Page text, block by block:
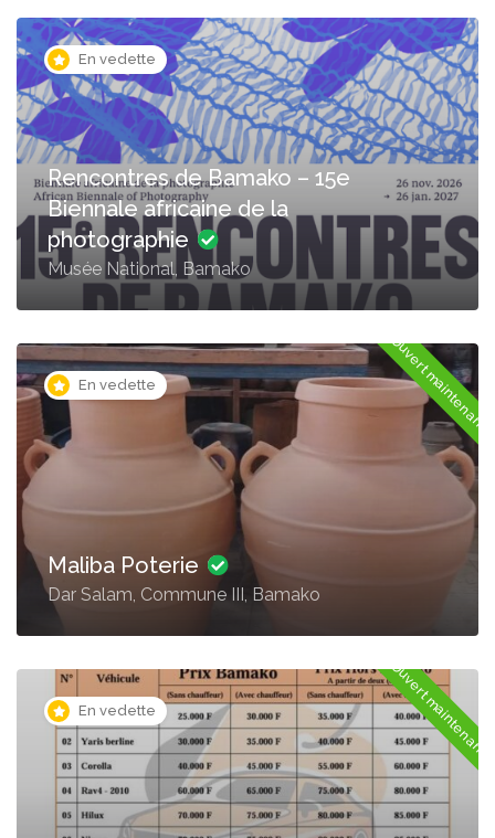
En vedette
Rencontres de Bamako – 15e
Biennale africaine de la
photographie
Musée National, Bamako
En vedette Ouvert maintenant
Maliba Poterie
Dar Salam, Commune III, Bamako
En vedette Ouvert maintenant